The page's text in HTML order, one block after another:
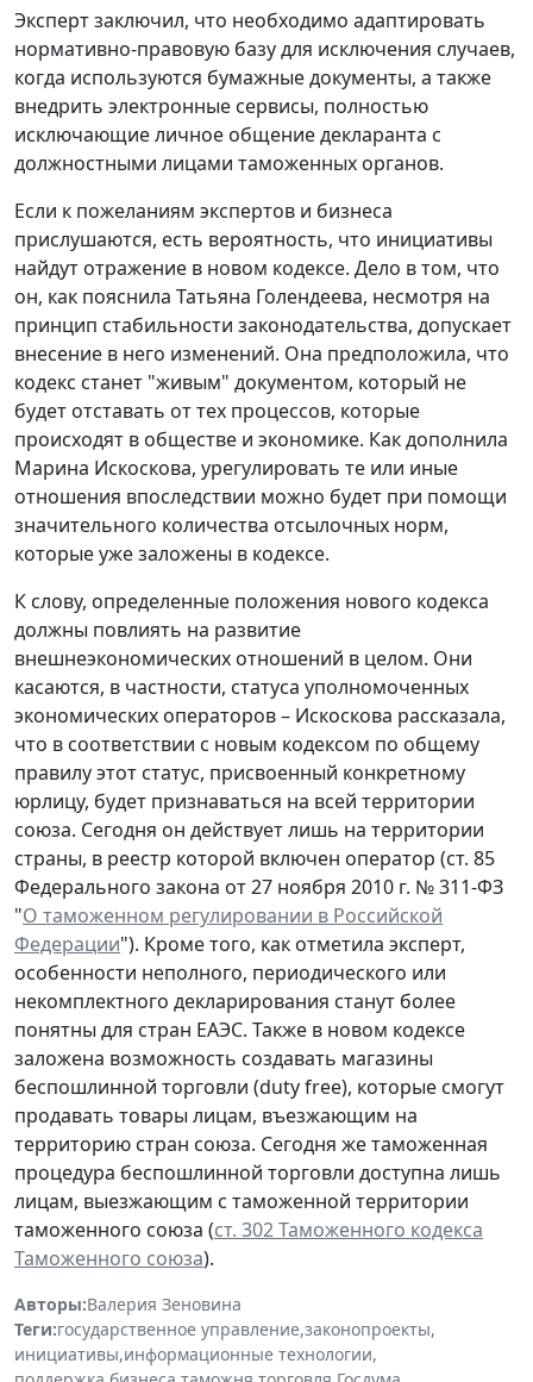
Эксперт заключил, что необходимо адаптировать
нормативно-правовую базу для исключения случаев,
когда используются бумажные документы, а также
внедрить электронные сервисы, полностью
исключающие личное общение декларанта с
должностными лицами таможенных органов.
Если к пожеланиям экспертов и бизнеса
прислушаются, есть вероятность, что инициативы
найдут отражение в новом кодексе. Дело в том, что
он, как пояснила Татьяна Голендеева, несмотря на
принцип стабильности законодательства, допускает
внесение в него изменений. Она предположила, что
кодекс станет "живым" документом, который не
будет отставать от тех процессов, которые
происходят в обществе и экономике. Как дополнила
Марина Искоскова, урегулировать те или иные
отношения впоследствии можно будет при помощи
значительного количества отсылочных норм,
которые уже заложены в кодексе.
К слову, определенные положения нового кодекса
должны повлиять на развитие
внешнеэкономических отношений в целом. Они
касаются, в частности, статуса уполномоченных
экономических операторов – Искоскова рассказала,
что в соответствии с новым кодексом по общему
правилу этот статус, присвоенный конкретному
юрлицу, будет признаваться на всей территории
союза. Сегодня он действует лишь на территории
страны, в реестр которой включен оператор (ст. 85
Федерального закона от 27 ноября 2010 г. № 311-ФЗ
"О таможенном регулировании в Российской
Федерации"). Кроме того, как отметила эксперт,
особенности неполного, периодического или
некомплектного декларирования станут более
понятны для стран ЕАЭС. Также в новом кодексе
заложена возможность создавать магазины
беспошлинной торговли (duty free), которые смогут
продавать товары лицам, въезжающим на
территорию стран союза. Сегодня же таможенная
процедура беспошлинной торговли доступна лишь
лицам, выезжающим с таможенной территории
таможенного союза (ст. 302 Таможенного кодекса
Таможенного союза).
Авторы:Валерия Зеновина
Теги:государственное управление,законопроекты,
инициативы,информационные технологии,